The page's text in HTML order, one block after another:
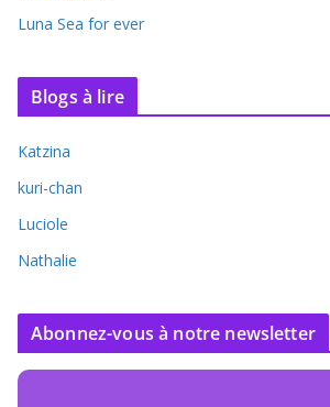
Luna Sea for ever
Blogs à lire
Katzina
kuri-chan
Luciole
Nathalie
Abonnez-vous à notre newsletter